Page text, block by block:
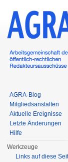
AGRA-Blog
Mitgliedsanstalten
Aktuelle Ereignisse
Letzte Änderungen
Hilfe
Werkzeuge
Links auf diese